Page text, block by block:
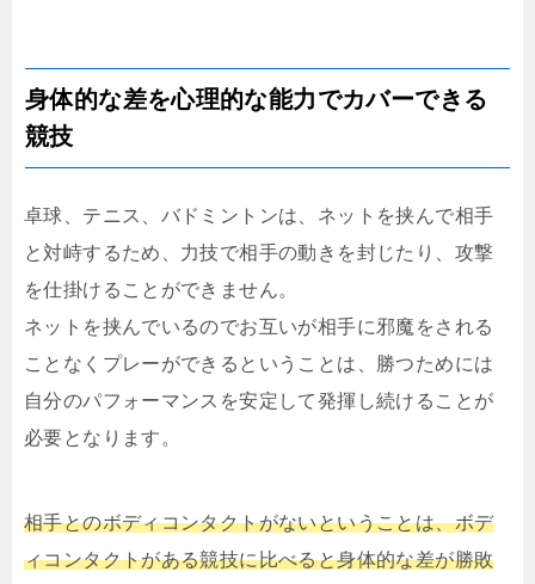
身体的な差を心理的な能力でカバーできる
競技
卓球、テニス、バドミントンは、ネットを挟んで相手
と対峙するため、力技で相手の動きを封じたり、攻撃
を仕掛けることができません。
ネットを挟んでいるのでお互いが相手に邪魔をされる
ことなくプレーができるということは、勝つためには
自分のパフォーマンスを安定して発揮し続けることが
必要となります。
相手とのボディコンタクトがないということは、ボデ
ィコンタクトがある競技に比べると身体的な差が勝敗